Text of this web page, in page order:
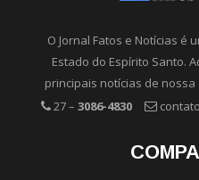
O Jornal Fatos e Notícias é
Estado do Espírito Santo.
principais notícias de
27 – 3086-4830